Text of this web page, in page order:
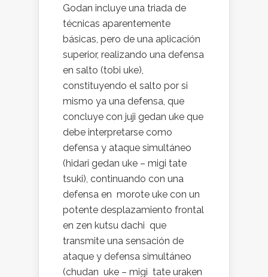
Godan incluye una triada de
técnicas aparentemente
básicas, pero de una aplicación
superior, realizando una defensa
en salto (tobi uke),
constituyendo el salto por si
mismo ya una defensa, que
concluye con juji gedan uke que
debe interpretarse como
defensa y ataque simultáneo
(hidari gedan uke – migi tate
tsuki), continuando con una
defensa en morote uke con un
potente desplazamiento frontal
en zen kutsu dachi que
transmite una sensación de
ataque y defensa simultáneo
(chudan uke – migi tate uraken